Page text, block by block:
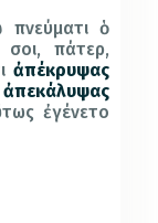
ὁ
σοι, πάτερ,
ἀπέκρυψας
ἐγένετο